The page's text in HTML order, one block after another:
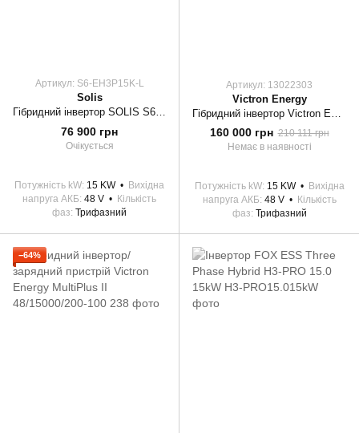
Артикул: S6-EH3P15K-L
Solis
Гібридний інвертор SOLIS S6-EH3P15K02-NV-YD-L 15KW 48 V 2 MPPT Wi-Fi 220/380V трифазний
76 900 грн
Очікується
Потужність kW 15 KW
Вихідна
напруга АКБ 48 V
Кількість
фаз Трифазний
Артикул: 13022303
Victron Energy
160 000 грн 210 111 грн
Немає в наявності
Потужність kW 15 KW
Вихідна
напруга АКБ 48 V
Кількість
фаз Трифазний
−64%